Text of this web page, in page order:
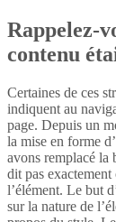
Rappelez-
contenu
Certaines de ces
indiquent au
page. Depuis un
la mise en forme
avons remplacé la
dit pas
l’élément. Le but
sur la nature de